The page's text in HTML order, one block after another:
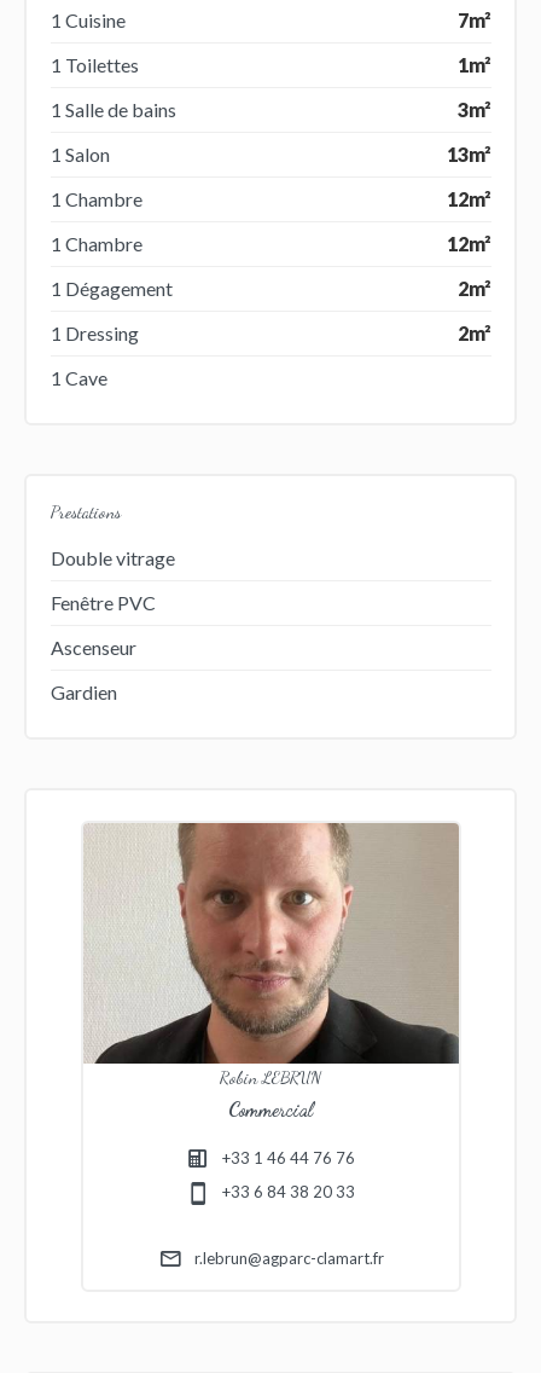
1 Cuisine
7m²
1 Toilettes
1m²
1 Salle de bains
3m²
1 Salon
13m²
1 Chambre
12m²
1 Chambre
12m²
1 Dégagement
2m²
1 Dressing
2m²
1 Cave
Prestations
Double vitrage
Fenêtre PVC
Ascenseur
Gardien
Robin LEBRUN
Commercial
+33 1 46 44 76 76
+33 6 84 38 20 33
r.lebrun@agparc-clamart.fr